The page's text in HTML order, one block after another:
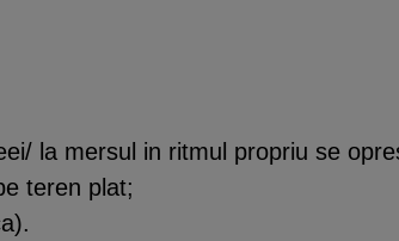
la mersul in ritmul propriu se
teren plat;